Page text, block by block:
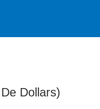
Dollars)